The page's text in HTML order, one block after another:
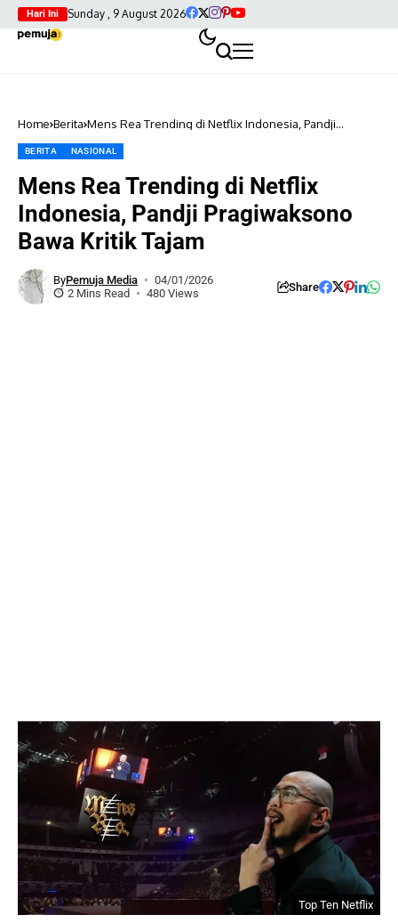
Hari Ini Sunday , 9 August 2026
Home Berita Mens Rea Trending di Netflix Indonesia, Pandji
BERITA NASIONAL
Mens Rea Trending di Netflix
Indonesia, Pandji Pragiwaksono
Bawa Kritik Tajam
ByPemuja Media
04/01/2026
2 Mins Read
480 Views Share
Top Ten Netflix